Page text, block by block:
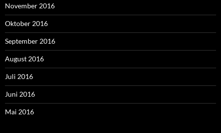
November 2016
Oktober 2016
September 2016
August 2016
Juli 2016
Juni 2016
Mai 2016